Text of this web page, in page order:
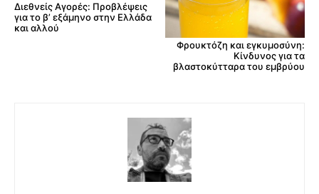
Διεθνείς Αγορές: Προβλέψεις
για το β’ εξάμηνο στην Ελλάδα
και αλλού
Φρουκτόζη και εγκυμοσύνη:
Κίνδυνος για τα
βλαστοκύτταρα του εμβρύου